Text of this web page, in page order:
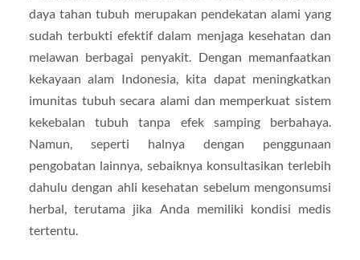
daya tahan tubuh merupakan pendekatan alami yang
sudah terbukti efektif dalam menjaga kesehatan dan
melawan berbagai penyakit. Dengan memanfaatkan
kekayaan alam Indonesia, kita dapat meningkatkan
imunitas tubuh secara alami dan memperkuat sistem
kekebalan tubuh tanpa efek samping berbahaya.
Namun, seperti halnya dengan penggunaan
pengobatan lainnya, sebaiknya konsultasikan terlebih
dahulu dengan ahli kesehatan sebelum mengonsumsi
herbal, terutama jika Anda memiliki kondisi medis
tertentu.